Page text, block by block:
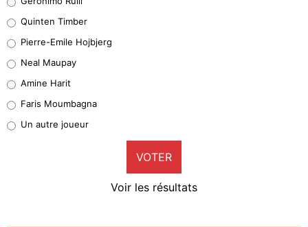
32%
5%
1%
9%
Quinten Timber
Pierre-Emile Hojbjerg
Neal Maupay
Amine Harit
Faris Moumbagna
Un autre joueur
VOTER
Voir les résultats